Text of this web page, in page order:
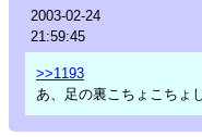
2003-02-24
21:59:45
>>1193
あ、足の裏こちょこちょ